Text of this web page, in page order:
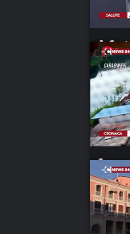
A
15
23